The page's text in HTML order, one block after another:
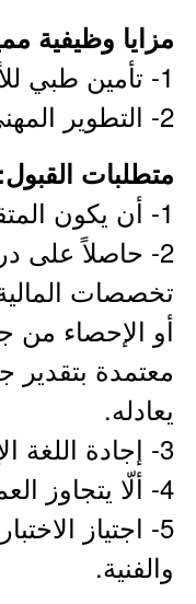
مزايا وظيفية
1- تأمين طبي للأسرة والوالدين.
2- التطوير المهني المستمر.
متطلبات القبول:
1- أن يكون المتقدم سعوديَّ الجنسية.
2- حاصلاً على
تخصصات
أو الإحصاء من
معتمدة بتقدير
يعادله.
3- إجادة اللغة الإنجليزية.
4- ألّا يتجاوز العمر 27 عاماً.
5- اجتياز
والفنية.